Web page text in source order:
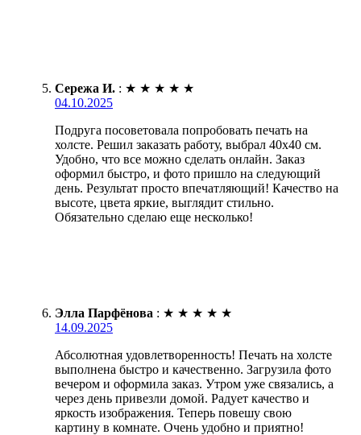
Сережа И. : ★ ★ ★ ★ ★
04.10.2025
Подруга посоветовала попробовать печать на
холсте. Решил заказать работу, выбрал 40х40 см.
Удобно, что все можно сделать онлайн. Заказ
оформил быстро, и фото пришло на следующий
день. Результат просто впечатляющий! Качество на
высоте, цвета яркие, выглядит стильно.
Обязательно сделаю еще несколько!
Элла Парфёнова : ★ ★ ★ ★ ★
14.09.2025
Абсолютная удовлетворенность! Печать на холсте
выполнена быстро и качественно. Загрузила фото
вечером и оформила заказ. Утром уже связались, а
через день привезли домой. Радует качество и
яркость изображения. Теперь повешу свою
картину в комнате. Очень удобно и приятно!